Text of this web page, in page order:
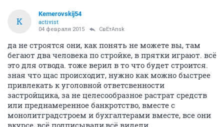
ОТВЕТИТЬ